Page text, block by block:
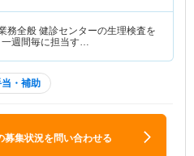
務全般 健診センターの生理検査を
一週間毎に担当す…
・補助
募集状況を問い合わせる